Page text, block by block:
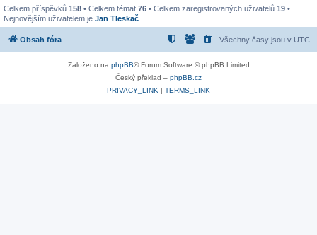
Celkem příspěvků 158 • Celkem témat 76 • Celkem zaregistrovaných uživatelů 19 •
Nejnovějším uživatelem je Jan Tleskač
Obsah fóra Všechny časy jsou v UTC
Založeno na phpBB® Forum Software © phpBB Limited
Český překlad – phpBB.cz
PRIVACY_LINK | TERMS_LINK